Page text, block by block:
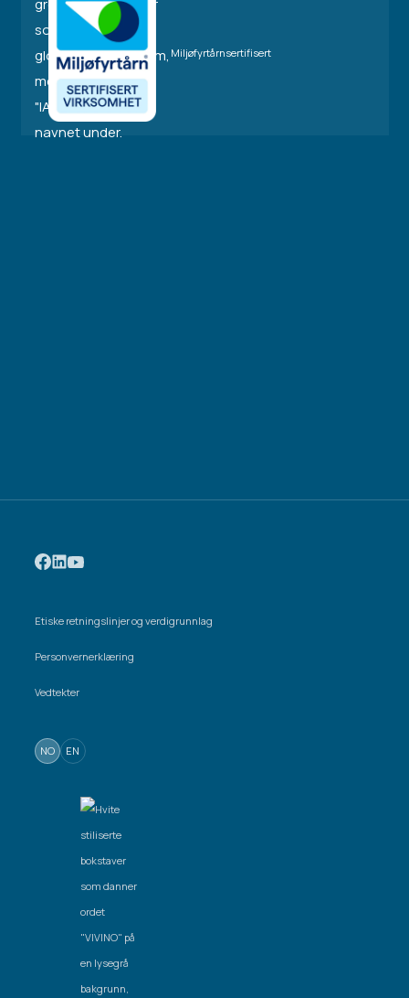
Miljøfyrtårnsertifisert
Etiske retningslinjer og verdigrunnlag
Personvernerklæring
Vedtekter
NO EN